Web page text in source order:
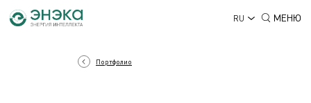
RU МЕНЮ
Портфолио